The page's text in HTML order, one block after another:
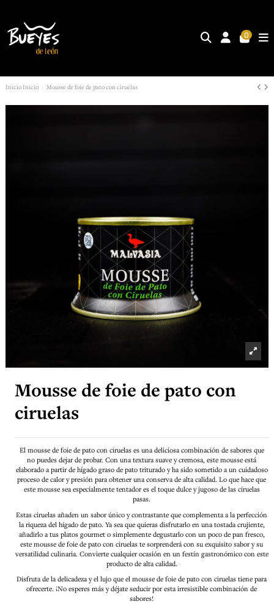
0
Inicio Inicio Mousse de foie de pato con ciruelas
Mousse de foie de pato con
ciruelas
El mousse de foie de pato con ciruelas es una deliciosa combinación de sabores que
no puedes dejar de probar. Con una textura suave y cremosa, este mousse está
elaborado a partir de hígado graso de pato triturado y ha sido sometido a un cuidadoso
proceso de calor y presión para obtener una conserva de alta calidad. Lo que hace que
este mousse sea especialmente tentador es el toque dulce y jugoso de las ciruelas
pasas.
Estas ciruelas añaden un sabor único y contrastante que complementa a la perfección
la riqueza del hígado de pato. Ya sea que quieras disfrutarlo en una tostada crujiente,
añadirlo a tus platos gourmet o simplemente degustarlo con un poco de pan fresco,
este mousse de foie de pato con ciruelas te sorprenderá con su exquisito sabor y su
versatilidad culinaria. Convierte cualquier ocasión en un festín gastronómico con este
producto de alta calidad.
Disfruta de la delicadeza y el lujo que el mousse de foie de pato con ciruelas tiene para
ofrecerte. ¡No esperes más y déjate seducir por esta irresistible combinación de
sabores!